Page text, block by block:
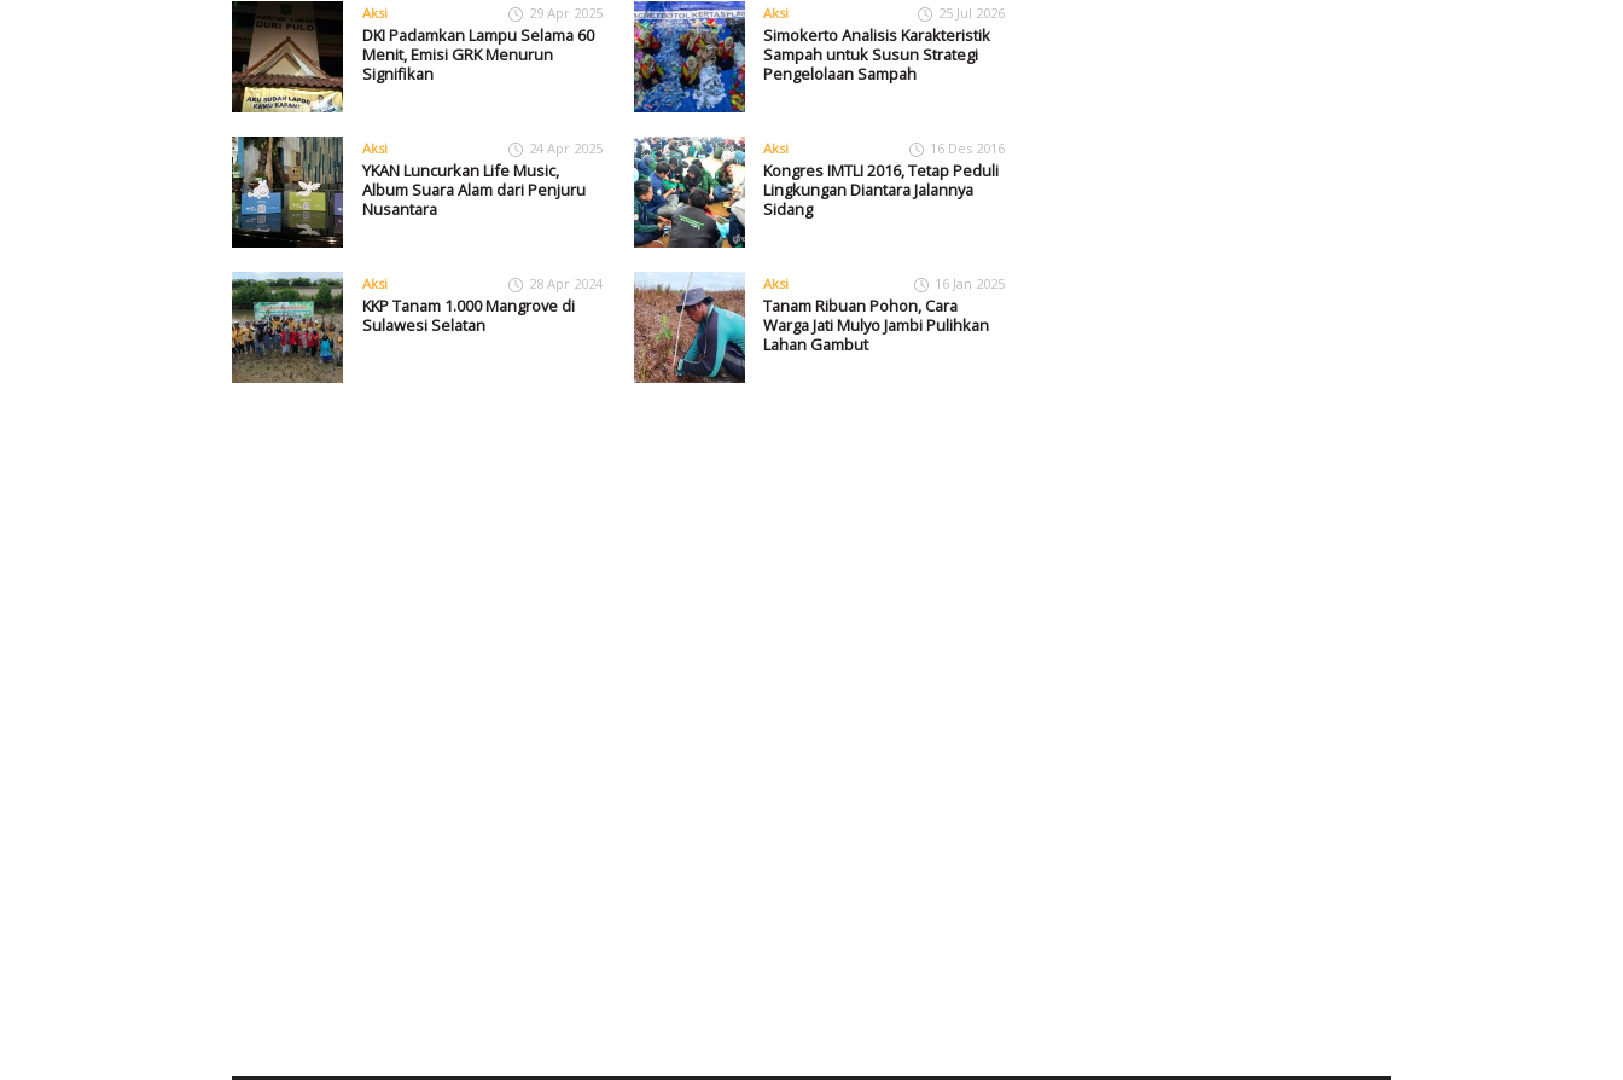
Aksi 29 Apr 2025
DKI Padamkan Lampu Selama 60
Menit, Emisi GRK Menurun
Signifikan
Aksi 24 Apr 2025
YKAN Luncurkan Life Music,
Album Suara Alam dari Penjuru
Nusantara
Aksi 28 Apr 2024
KKP Tanam 1.000 Mangrove di
Sulawesi Selatan
Aksi 25 Jul 2026
Simokerto Analisis Karakteristik
Sampah untuk Susun Strategi
Pengelolaan Sampah
Aksi 16 Des 2016
Kongres IMTLI 2016, Tetap Peduli
Lingkungan Diantara Jalannya
Sidang
Aksi 16 Jan 2025
Tanam Ribuan Pohon, Cara
Warga Jati Mulyo Jambi Pulihkan
Lahan Gambut